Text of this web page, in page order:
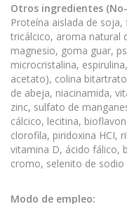
Otros ingredientes (No-
Proteína aislada de
tricálcico, aroma natural
magnesio, goma guar,
microcristalina,
acetato), colina
de abeja, niacinamida,
zinc, sulfato de
cálcico, lecitina,
clorofila, piridoxina HCI,
vitamina D, ácido fálico,
cromo, selenito de
Modo de empleo: